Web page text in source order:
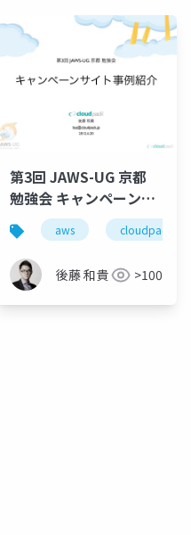
第3回 JAWS-UG 京都
勉強会 キャンペーンサ
イト事例紹介
aws cloudpack
後藤 和貴 >100